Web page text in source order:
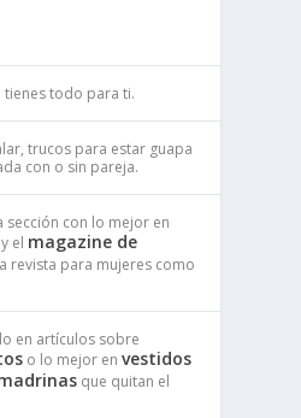
tienes todo para ti.
trucos para estar guapa
con o sin pareja.
sección con lo mejor en
y el magazine de
revista para mujeres como
en artículos sobre
o lo mejor envestidos
que quitan el